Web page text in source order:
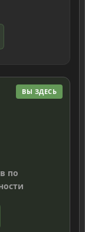
ВЫ ЗДЕСЬ
по